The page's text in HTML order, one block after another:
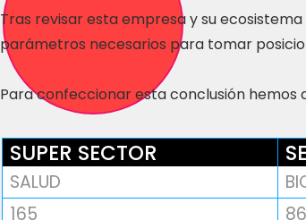
Tras revisar esta empresa y su
parámetros necesarios para tomar
Para confeccionar esta conclusión hemos
SUPER SECTOR
SALUD
165
86